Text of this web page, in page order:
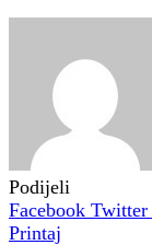
Podijeli
Facebook Twitter
Printaj